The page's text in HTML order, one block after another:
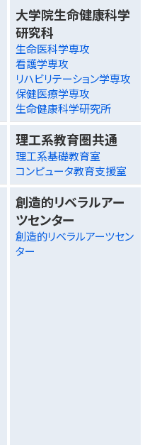
大学院生命健康科学
研究科
生命医科学専攻
看護学専攻
リハビリテーション学専攻
保健医療学専攻
生命健康科学研究所
理工系教育圏共通
理工系基礎教育室
コンピュータ教育支援室
創造的リベラルアー
ツセンター
創造的リベラルアーツセン
ター